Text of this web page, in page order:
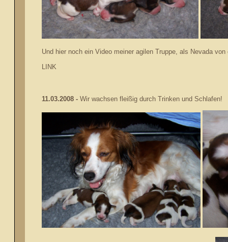
Und hier noch ein Video meiner agilen Truppe, als Nevada
LINK
11.03.2008 - Wir wachsen fleißig durch Trinken und Schlafen!